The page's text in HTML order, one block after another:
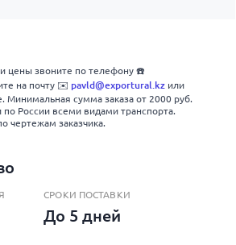
цены звоните по телефону ☎️
на почту ✉️ pavld@exportural.kz или
Минимальная сумма заказа от 2000 руб.
по России всеми видами транспорта.
чертежам заказчика.
СРОКИ ПОСТАВКИ
До 5 дней